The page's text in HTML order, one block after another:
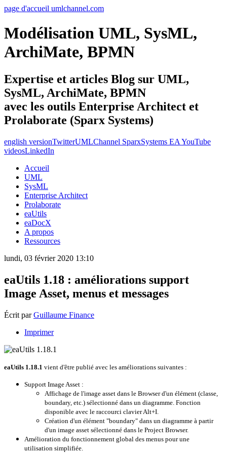
page d'accueil umlchannel.com
Modélisation UML, SysML,
ArchiMate, BPMN
Expertise et articles Blog sur UML,
SysML, ArchiMate, BPMN
avec les outils Enterprise Architect et
Prolaborate (Sparx Systems)
english versionTwitterUMLChannel SparxSystems EA YouTube
videosLinkedIn
Accueil
UML
SysML
Enterprise Architect
Prolaborate
eaUtils
eaDocX
A propos
Ressources
lundi, 03 février 2020 13:10
eaUtils 1.18 : améliorations support
Image Asset, menus et messages
Écrit parGuillaume Finance
Imprimer
eaUtils 1.18.1 vient d'être publié avec les améliorations suivantes :
Support Image Asset :
Affichage de l'image asset dans le Browser d'un élément (classe,
boundary, etc.) sélectionné dans un diagramme. Fonction
disponible avec le raccourci clavier Alt+I.
Création d'un élément "boundary" dans un diagramme à partir
d'un image asset sélectionné dans le Project Browser.
Amélioration du fonctionnement global des menus pour une
utilisation simplifiée.